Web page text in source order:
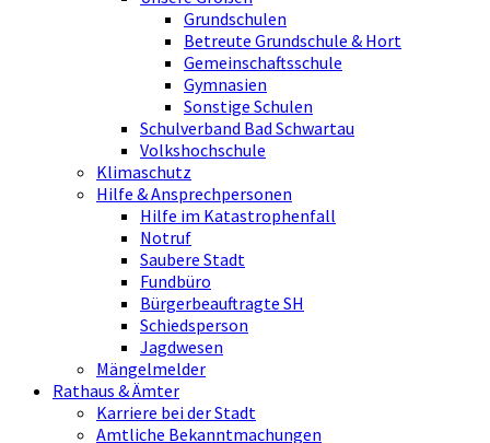
Grundschulen
Betreute Grundschule & Hort
Gemeinschaftsschule
Gymnasien
Sonstige Schulen
Schulverband Bad Schwartau
Volkshochschule
Klimaschutz
Hilfe & Ansprechpersonen
Hilfe im Katastrophenfall
Notruf
Saubere Stadt
Fundbüro
Bürgerbeauftragte SH
Schiedsperson
Jagdwesen
Mängelmelder
Rathaus & Ämter
Karriere bei der Stadt
Amtliche Bekanntmachungen